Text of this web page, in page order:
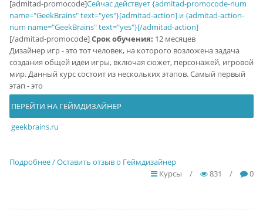
[admitad-promocode]Сейчас действует {admitad-promocode-num
name="GeekBrains" text="yes"}[admitad-action] и {admitad-action-
num name="GeekBrains" text="yes"}[/admitad-action]
[/admitad-promocode]Срок обучения: 12 месяцев
Дизайнер игр - это тот человек, на которого возложена задача
создания общей идеи игры, включая сюжет, персонажей, игровой
мир. Данный курс состоит из нескольких этапов. Самый первый
этап - это
ПЕРЕЙТИ НА ГЕЙМДИЗАЙНЕР
geekbrains.ru
Подробнее / Оставить отзыв о Геймдизайнер
Курсы
/ 831 / 0